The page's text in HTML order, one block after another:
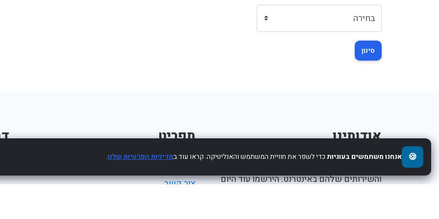
סינון
אודותינו
והשירותים שלהם באינטרנט. הירשמו עוד היום
תפריט
צור קשר
🍪 אנחנו משתמשים בעוגיותכדי לשפר את חוויית המשתמש והאנליטיקה. קראו עוד במדיניות הפרטיות שלנו.